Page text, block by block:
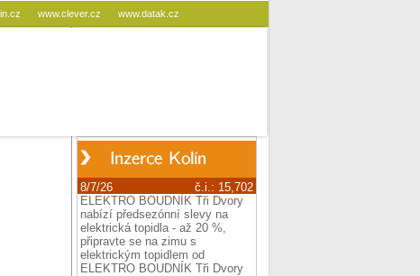
www.clever.cz www.datak.cz